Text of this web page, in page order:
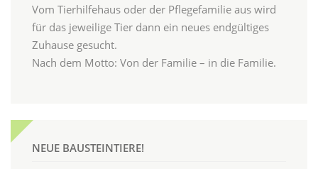
Vom Tierhilfehaus oder der Pflegefamilie aus wird
für das jeweilige Tier dann ein neues endgültiges
Zuhause gesucht.
Nach dem Motto: Von der Familie – in die Familie.
NEUE BAUSTEINTIERE!